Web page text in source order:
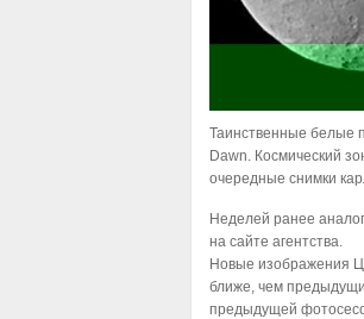
Таинственные белые
Dawn. Космический
очередные снимки
Неделей ранее
на сайте агентства.
Новые изображения
ближе, чем
предыдущей